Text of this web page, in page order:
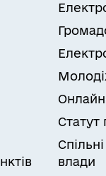
Статут
влади